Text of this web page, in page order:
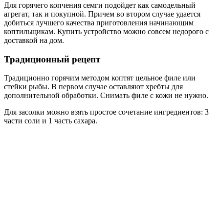
Для горячего копчения семги подойдет как самодельный
агрегат, так и покупной. Причем во втором случае удается
добиться лучшего качества приготовления начинающим
коптильщикам. Купить устройство можно совсем недорого с
доставкой на дом.
Традиционный рецепт
Традиционно горячим методом коптят цельное филе или
стейки рыбы. В первом случае оставляют хребты для
дополнительной обработки. Снимать филе с кожи не нужно.
Для засолки можно взять простое сочетание ингредиентов: 3
части соли и 1 часть сахара.